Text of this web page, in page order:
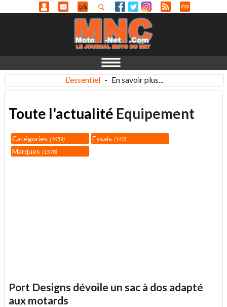
L'essentiel - En savoir plus...
Toute l'actualité Equipement
Catégories 1659 Essais 142
Marques 1578
Port Designs dévoile un sac à dos adapté
aux motards